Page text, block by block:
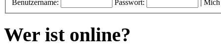
Benutzername: Passwort: | Mich
Wer ist online?